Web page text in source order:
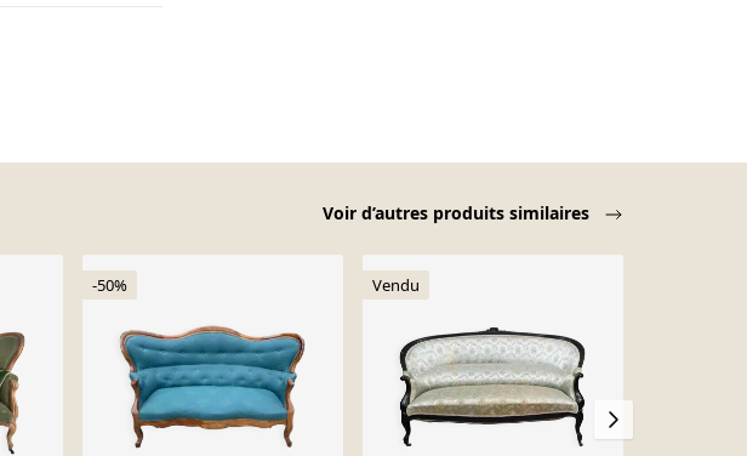
Voir d’autres produits similaires
-50% Vendu